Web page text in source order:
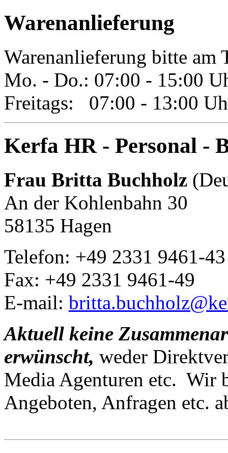
Warenanlieferung
Warenanlieferung bitte am
Mo. - Do.: 07:00 - 15:00
Freitags: 07:00 - 13:00
Kerfa HR - Personal -
Frau Britta Buchholz
An der Kohlenbahn 30
58135 Hagen
Telefon: +49 2331 9461-43
Fax: +49 2331 9461-49
E-mail:
Aktuell keine
erwünscht, weder
Media Agenturen etc. Wir
Angeboten, Anfragen etc.